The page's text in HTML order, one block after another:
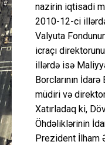
nazirin iqtisadi
2010-12-ci
Valyuta
icraçı
illərdə isə
Borclarının
müdiri və
Xatırladaq ki,
Öhdəliklərinin
Prezident İlham